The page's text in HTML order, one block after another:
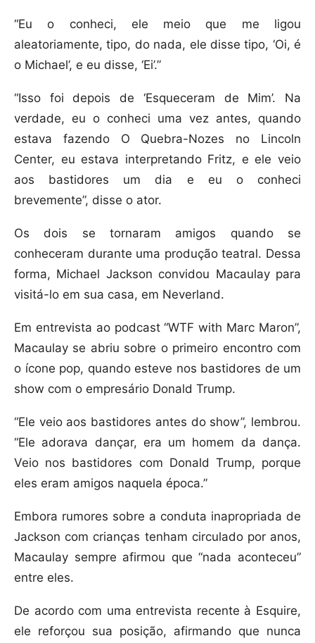
“Eu o conheci, ele meio que me ligou
aleatoriamente, tipo, do nada, ele disse tipo, ‘Oi, é
o Michael’, e eu disse, ‘Ei’.”
“Isso foi depois de ‘Esqueceram de Mim’. Na
verdade, eu o conheci uma vez antes, quando
estava fazendo O Quebra-Nozes no Lincoln
Center, eu estava interpretando Fritz, e ele veio
aos bastidores um dia e eu o conheci
brevemente”, disse o ator.
Os dois se tornaram amigos quando se
conheceram durante uma produção teatral. Dessa
forma, Michael Jackson convidou Macaulay para
visitá-lo em sua casa, em Neverland.
Em entrevista ao podcast “WTF with Marc Maron”,
Macaulay se abriu sobre o primeiro encontro com
o ícone pop, quando esteve nos bastidores de um
show com o empresário Donald Trump.
“Ele veio aos bastidores antes do show”, lembrou.
“Ele adorava dançar, era um homem da dança.
Veio nos bastidores com Donald Trump, porque
eles eram amigos naquela época.”
Embora rumores sobre a conduta inapropriada de
Jackson com crianças tenham circulado por anos,
Macaulay sempre afirmou que “nada aconteceu”
entre eles.
De acordo com uma entrevista recente à Esquire,
ele reforçou sua posição, afirmando que nunca